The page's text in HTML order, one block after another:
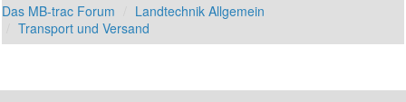
Das MB-trac Forum
Landtechnik Allgemein
Transport und Versand